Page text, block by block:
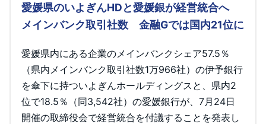
愛媛県のいよぎんHDと愛媛銀が経営統合へ
メインバンク取引社数 金融Gでは国内21位に
愛媛県内にある企業のメインバンクシェア57.5％
（県内メインバンク取引社数1万966社）の伊予銀行
を傘下に持ついよぎんホールディングスと、県内2
位で18.5％（同3,542社）の愛媛銀行が、7月24日
開催の取締役会で経営統合を付議することを発表し